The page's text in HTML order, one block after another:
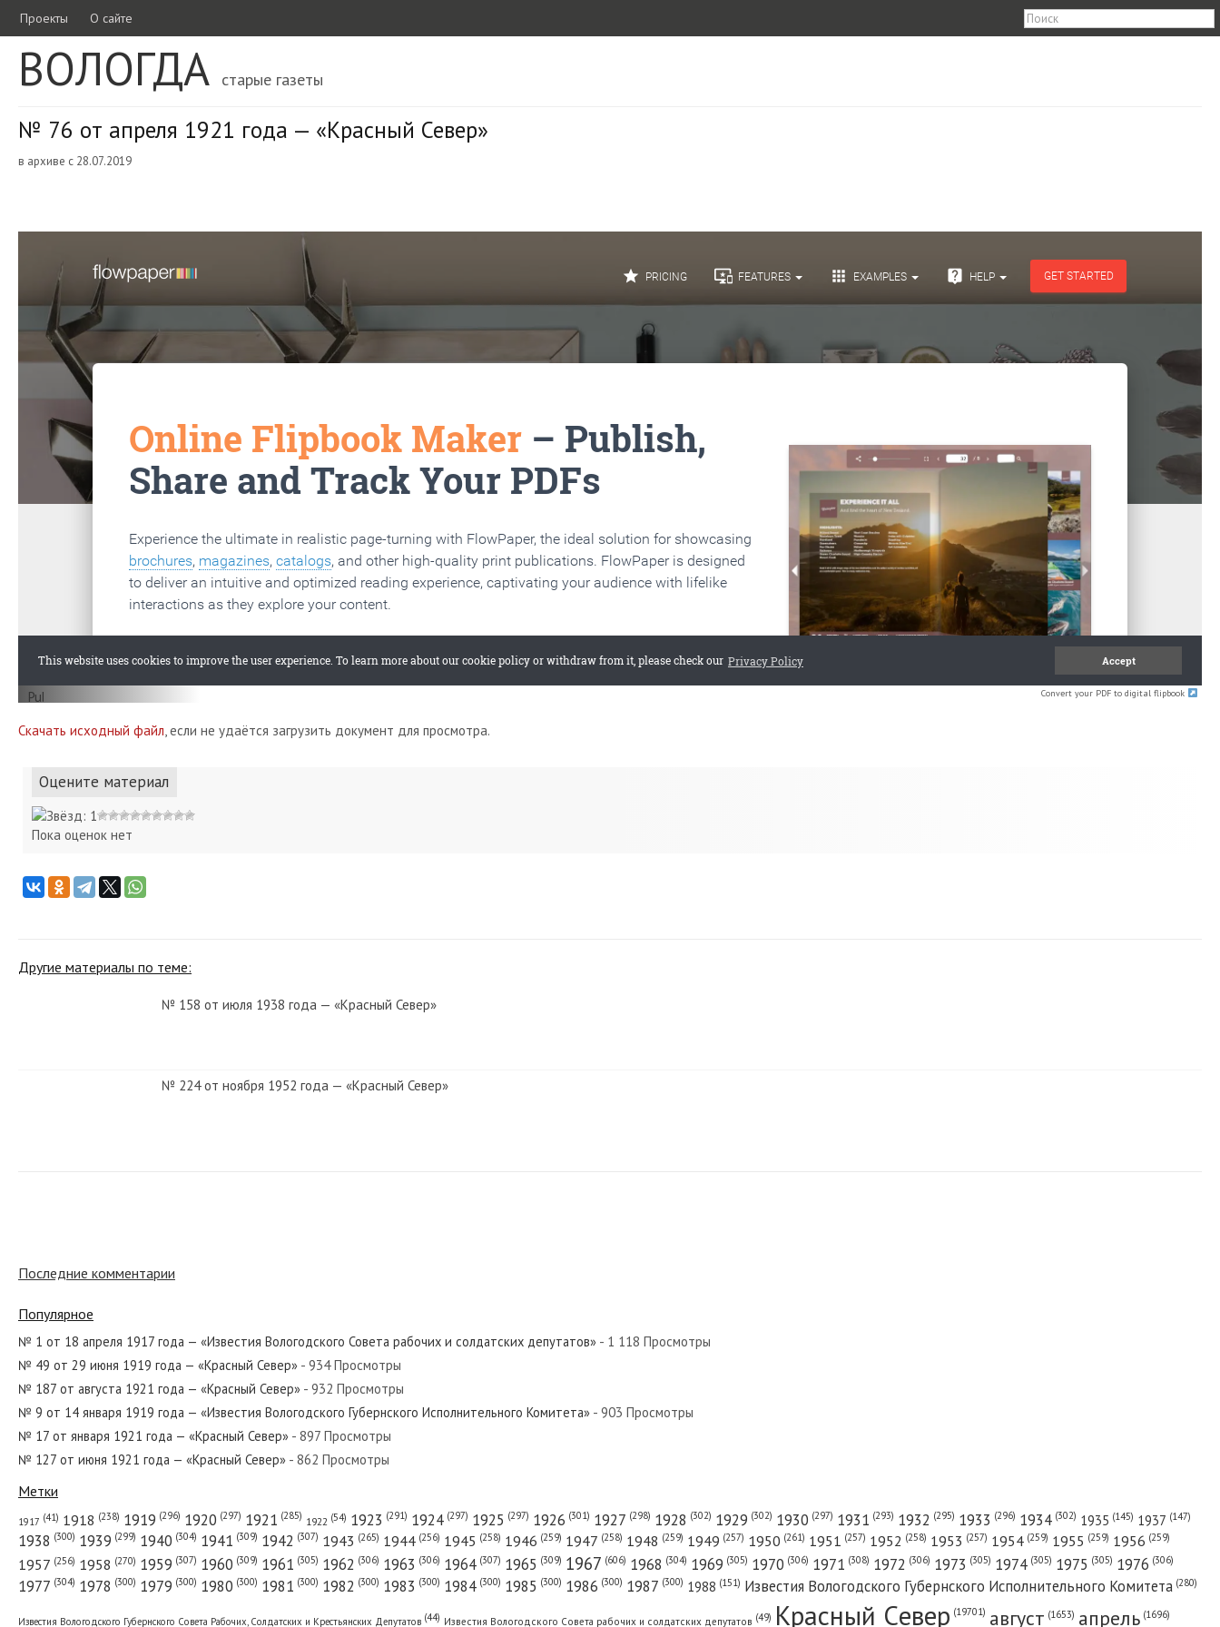
Проекты О сайте
ВОЛОГДА старые газеты
№ 76 от апреля 1921 года — «Красный Север»
в архиве с 28.07.2019
Convert your PDF to digital flipbook
Скачать исходный файл, если не удаётся загрузить документ для просмотра.
Оцените материал
Пока оценок нет
Другие материалы по теме:
№ 158 от июля 1938 года — «Красный Север»
№ 224 от ноября 1952 года — «Красный Север»
№ 275 от ноября 1961 года — «Красный Север»
№ 38 от 19 ноября 1917 года — «Известия Вологодского Совета рабочих и солдатских депутатов»...
Последние комментарии
Популярное
№ 1 от 18 апреля 1917 года — «Известия Вологодского Совета рабочих и солдатских депутатов» - 1 118 Просмотры
№ 49 от 29 июня 1919 года — «Красный Север» - 934 Просмотры
№ 187 от августа 1921 года — «Красный Север» - 932 Просмотры
№ 9 от 14 января 1919 года — «Известия Вологодского Губернского Исполнительного Комитета» - 903 Просмотры
№ 17 от января 1921 года — «Красный Север» - 897 Просмотры
№ 127 от июня 1921 года — «Красный Север» - 862 Просмотры
Метки
1917 (41) 1918 (238) 1919 (296) 1920 (297) 1921 (285) 1922 (54) 1923 (291) 1924 (297) 1925 (297) 1926 (301) 1927 (298) 1928 (302) 1929 (302) 1930 (297) 1931 (293) 1932 (295) 1933 (296) 1934 (302) 1935 (145) 1937 (147)
1938 (300) 1939 (299) 1940 (304) 1941 (309) 1942 (307) 1943 (265) 1944 (256) 1945 (258) 1946 (259) 1947 (258) 1948 (259) 1949 (257) 1950 (261) 1951 (257) 1952 (258) 1953 (257) 1954 (259) 1955 (259) 1956 (259)
1957 (256) 1958 (270) 1959 (307) 1960 (309) 1961 (305) 1962 (306) 1963 (306) 1964 (307) 1965 (309) 1967 (606) 1968 (304) 1969 (305) 1970 (306) 1971 (308) 1972 (306) 1973 (305) 1974 (305) 1975 (305) 1976 (306)
1977 (304) 1978 (300) 1979 (300) 1980 (300) 1981 (300) 1982 (300) 1983 (300) 1984 (300) 1985 (300) 1986 (300) 1987 (300) 1988 (151) Известия Вологодского Губернского Исполнительного Комитета (280)
Известия Вологодского Губернского Совета Рабочих, Солдатских и Крестьянских Депутатов (44) Известия Вологодского Совета рабочих и солдатских депутатов (49) Красный Cевер (19701) август (1653) апрель (1696)